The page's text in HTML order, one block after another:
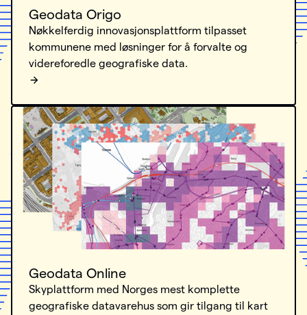
Geodata Origo
Nøkkelferdig innovasjonsplattform tilpasset
kommunene med løsninger for å forvalte og
videreforedle geografiske data.
Geodata Online
Skyplattform med Norges mest komplette
geografiske datavarehus som gir tilgang til kart